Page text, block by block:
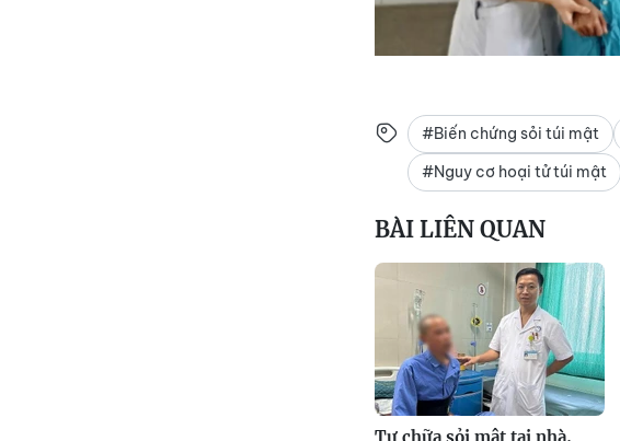
#Biến chứng sỏi túi mật
#Nguy cơ hoại tử túi mật
BÀI LIÊN QUAN